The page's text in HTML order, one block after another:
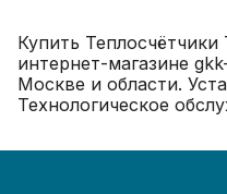
Купить
интернет-магазине
Москве и области.
Технологическое